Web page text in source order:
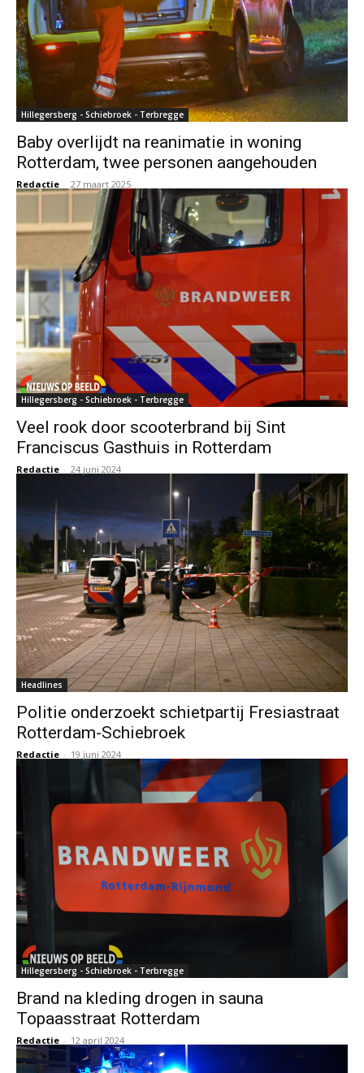
Hillegersberg - Schiebroek - Terbregge
Baby overlijdt na reanimatie in woning
Rotterdam, twee personen aangehouden
Redactie - 27 maart 2025
Hillegersberg - Schiebroek - Terbregge
Veel rook door scooterbrand bij Sint
Franciscus Gasthuis in Rotterdam
Redactie - 24 juni 2024
Headlines
Politie onderzoekt schietpartij Fresiastraat
Rotterdam-Schiebroek
Redactie - 19 juni 2024
Hillegersberg - Schiebroek - Terbregge
Brand na kleding drogen in sauna
Topaasstraat Rotterdam
Redactie - 12 april 2024